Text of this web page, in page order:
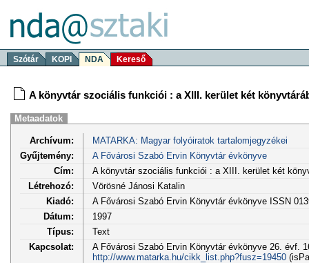
Szótár KOPI NDA Kereső
A könyvtár szociális funkciói : a XIII. kerület két
Metaadatok
Archívum:
MATARKA: Magyar folyóiratok tartalomjegyzékei
Gyűjtemény:
A Fővárosi Szabó Ervin Könyvtár évkönyve
Cím:
A könyvtár szociális funkciói : a XIII. kerület két
Létrehozó:
Vörösné Jánosi Katalin
Kiadó:
A Fővárosi Szabó Ervin Könyvtár évkönyve ISSN
Dátum:
1997
Típus:
Text
Kapcsolat:
A Fővárosi Szabó Ervin Könyvtár évkönyve 26. évf.
http://www.matarka.hu/cikk_list.php?fusz=19450